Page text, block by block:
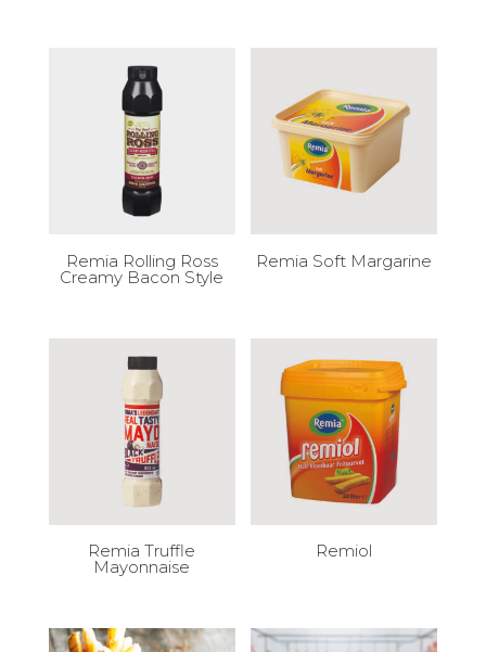
Remia Rolling Ross
Creamy Bacon Style
Remia Soft Margarine
Remia Truffle
Mayonnaise
Remiol